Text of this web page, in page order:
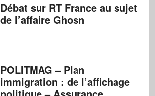
Débat sur RT France au sujet
de l’affaire Ghosn
POLITMAG – Plan
immigration : de l’affichage